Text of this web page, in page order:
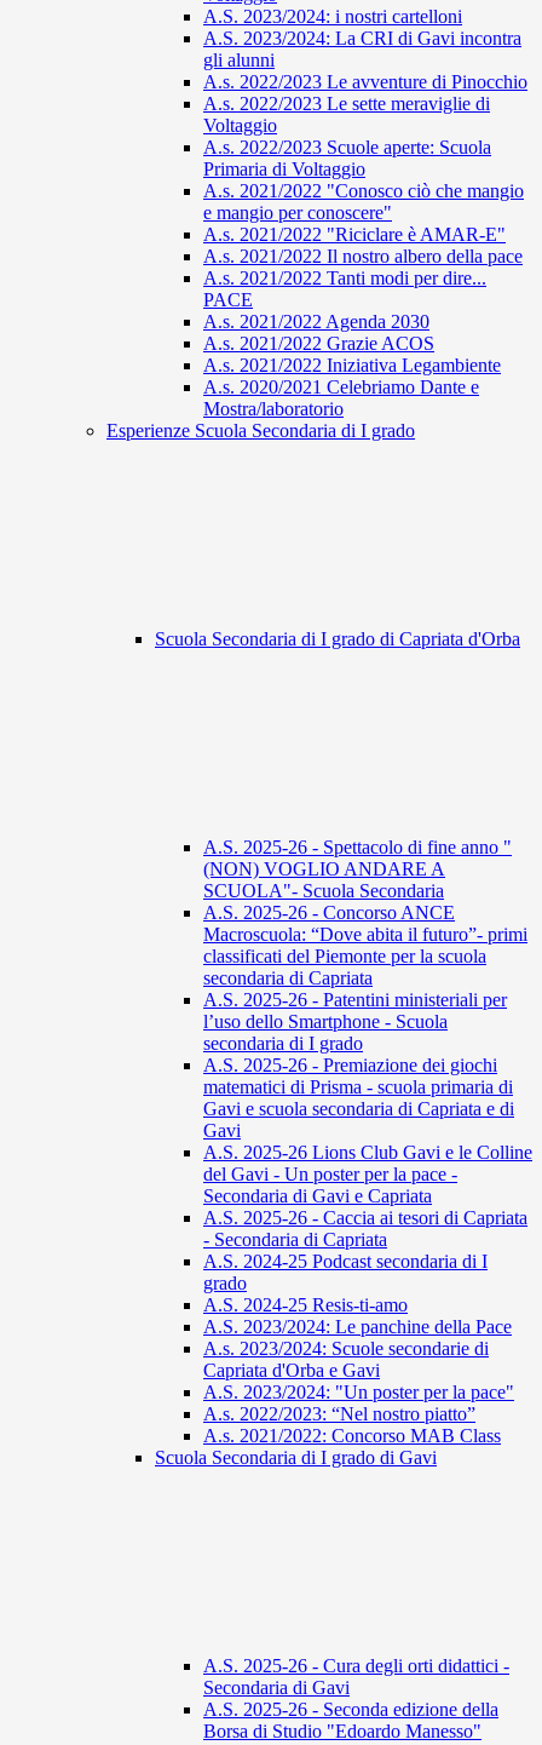
A.S. 2023/2024: i nostri cartelloni
A.S. 2023/2024: La CRI di Gavi incontra
gli alunni
A.s. 2022/2023 Le avventure di Pinocchio
A.s. 2022/2023 Le sette meraviglie di
Voltaggio
A.s. 2022/2023 Scuole aperte: Scuola
Primaria di Voltaggio
A.s. 2021/2022 "Conosco ciò che mangio
e mangio per conoscere"
A.s. 2021/2022 "Riciclare è AMAR-E"
A.s. 2021/2022 Il nostro albero della pace
A.s. 2021/2022 Tanti modi per dire...
PACE
A.s. 2021/2022 Agenda 2030
A.s. 2021/2022 Grazie ACOS
A.s. 2021/2022 Iniziativa Legambiente
A.s. 2020/2021 Celebriamo Dante e
Mostra/laboratorio
Esperienze Scuola Secondaria di I grado
Scuola Secondaria di I grado di Capriata d'Orba
A.S. 2025-26 - Spettacolo di fine anno "
(NON) VOGLIO ANDARE A
SCUOLA"- Scuola Secondaria
A.S. 2025-26 - Concorso ANCE
Macroscuola: “Dove abita il futuro”- primi
classificati del Piemonte per la scuola
secondaria di Capriata
A.S. 2025-26 - Patentini ministeriali per
l’uso dello Smartphone - Scuola
secondaria di I grado
A.S. 2025-26 - Premiazione dei giochi
matematici di Prisma - scuola primaria di
Gavi e scuola secondaria di Capriata e di
Gavi
A.S. 2025-26 Lions Club Gavi e le Colline
del Gavi - Un poster per la pace -
Secondaria di Gavi e Capriata
A.S. 2025-26 - Caccia ai tesori di Capriata
- Secondaria di Capriata
A.S. 2024-25 Podcast secondaria di I
grado
A.S. 2024-25 Resis-ti-amo
A.S. 2023/2024: Le panchine della Pace
A.s. 2023/2024: Scuole secondarie di
Capriata d'Orba e Gavi
A.S. 2023/2024: "Un poster per la pace"
A.s. 2022/2023: “Nel nostro piatto”
A.s. 2021/2022: Concorso MAB Class
Scuola Secondaria di I grado di Gavi
A.S. 2025-26 - Cura degli orti didattici -
Secondaria di Gavi
A.S. 2025-26 - Seconda edizione della
Borsa di Studio "Edoardo Manesso"